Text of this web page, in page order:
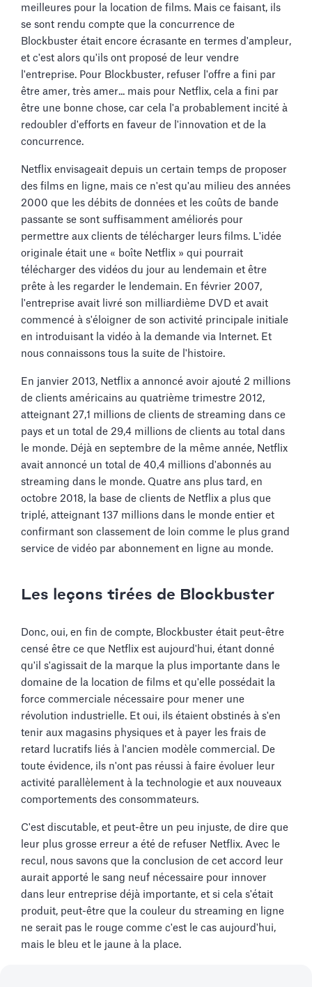
meilleures pour la location de films. Mais ce faisant, ils
se sont rendu compte que la concurrence de
Blockbuster était encore écrasante en termes d'ampleur,
et c'est alors qu'ils ont proposé de leur vendre
l'entreprise. Pour Blockbuster, refuser l'offre a fini par
être amer, très amer... mais pour Netflix, cela a fini par
être une bonne chose, car cela l'a probablement incité à
redoubler d'efforts en faveur de l'innovation et de la
concurrence.
Netflix envisageait depuis un certain temps de proposer
des films en ligne, mais ce n'est qu'au milieu des années
2000 que les débits de données et les coûts de bande
passante se sont suffisamment améliorés pour
permettre aux clients de télécharger leurs films. L'idée
originale était une « boîte Netflix » qui pourrait
télécharger des vidéos du jour au lendemain et être
prête à les regarder le lendemain. En février 2007,
l'entreprise avait livré son milliardième DVD et avait
commencé à s'éloigner de son activité principale initiale
en introduisant la vidéo à la demande via Internet. Et
nous connaissons tous la suite de l'histoire.
En janvier 2013, Netflix a annoncé avoir ajouté 2 millions
de clients américains au quatrième trimestre 2012,
atteignant 27,1 millions de clients de streaming dans ce
pays et un total de 29,4 millions de clients au total dans
le monde. Déjà en septembre de la même année, Netflix
avait annoncé un total de 40,4 millions d'abonnés au
streaming dans le monde. Quatre ans plus tard, en
octobre 2018, la base de clients de Netflix a plus que
triplé, atteignant 137 millions dans le monde entier et
confirmant son classement de loin comme le plus grand
service de vidéo par abonnement en ligne au monde.
Les leçons tirées de Blockbuster
Donc, oui, en fin de compte, Blockbuster était peut-être
censé être ce que Netflix est aujourd'hui, étant donné
qu'il s'agissait de la marque la plus importante dans le
domaine de la location de films et qu'elle possédait la
force commerciale nécessaire pour mener une
révolution industrielle. Et oui, ils étaient obstinés à s'en
tenir aux magasins physiques et à payer les frais de
retard lucratifs liés à l'ancien modèle commercial. De
toute évidence, ils n'ont pas réussi à faire évoluer leur
activité parallèlement à la technologie et aux nouveaux
comportements des consommateurs.
C'est discutable, et peut-être un peu injuste, de dire que
leur plus grosse erreur a été de refuser Netflix. Avec le
recul, nous savons que la conclusion de cet accord leur
aurait apporté le sang neuf nécessaire pour innover
dans leur entreprise déjà importante, et si cela s'était
produit, peut-être que la couleur du streaming en ligne
ne serait pas le rouge comme c'est le cas aujourd'hui,
mais le bleu et le jaune à la place.